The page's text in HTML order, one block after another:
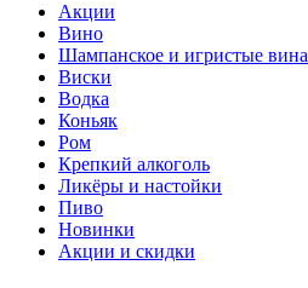
Акции
Вино
Шампанское и игристые вина
Виски
Водка
Коньяк
Ром
Крепкий алкоголь
Ликёры и настойки
Пиво
Новинки
Акции и скидки